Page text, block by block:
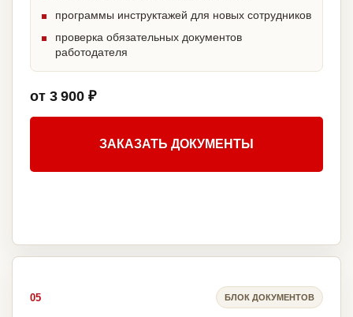
программы инструктажей для новых сотрудников
проверка обязательных документов
работодателя
от 3 900 ₽
ЗАКАЗАТЬ ДОКУМЕНТЫ
05 БЛОК ДОКУМЕНТОВ